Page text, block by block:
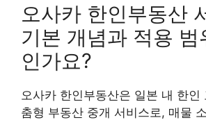
오사카 한인부동산
기본 개념과 적용 범
인가요?
오사카 한인부동산은 일본 내 한인
춤형 부동산 중개 서비스로, 매물